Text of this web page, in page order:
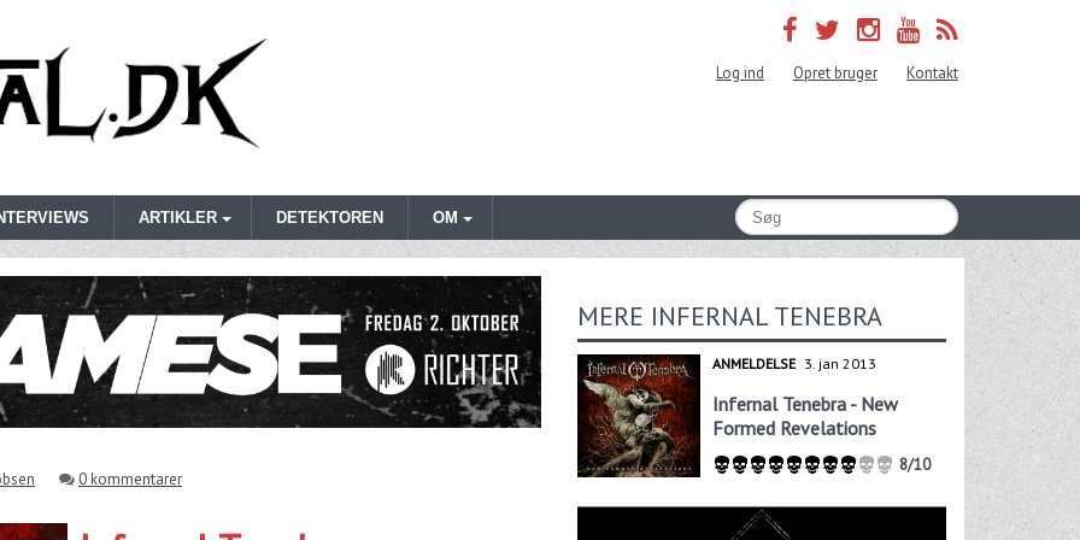
Log ind Opret bruger Kontakt
ARTIKLER DETEKTOREN OM
0 kommentarer
MERE INFERNAL TENEBRA
ANMELDELSE 3. jan 2013
Infernal Tenebra - New
Formed Revelations
8/10